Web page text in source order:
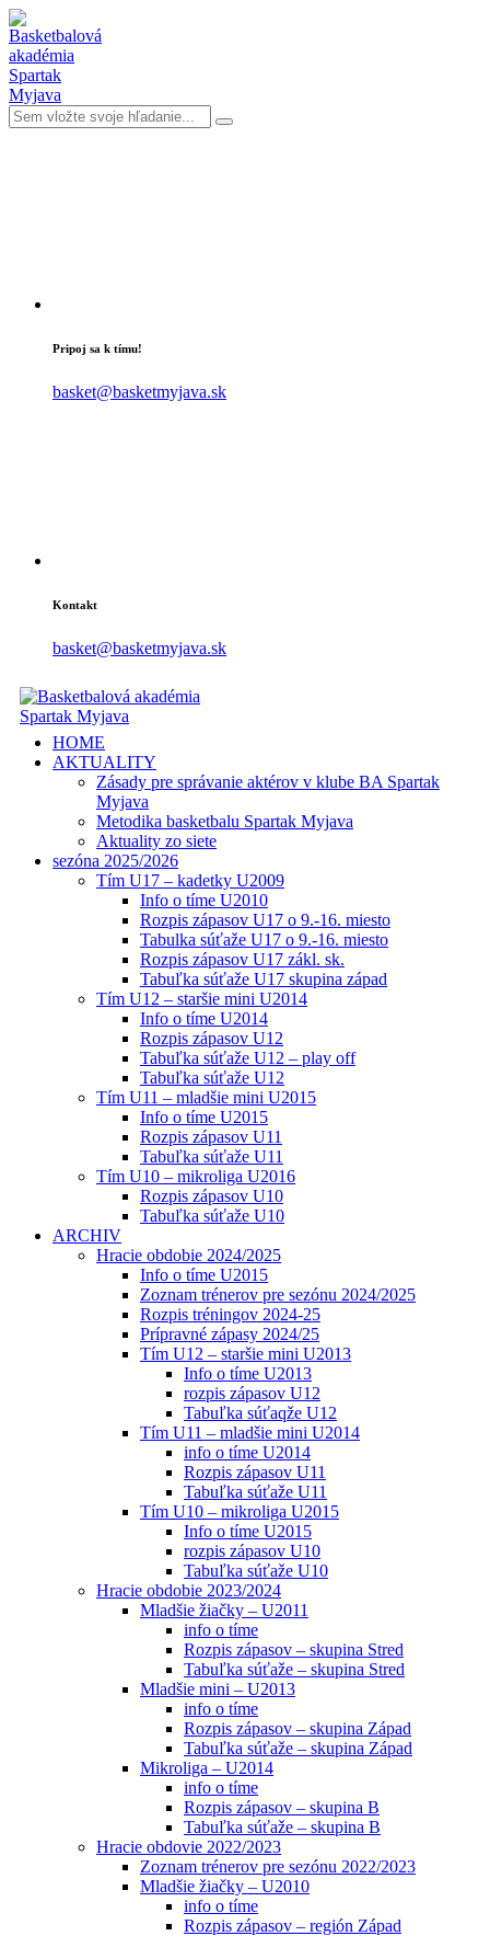
Pripoj sa k tímu!
basket@basketmyjava.sk
Kontakt
basket@basketmyjava.sk
HOME
AKTUALITY
Zásady pre správanie aktérov v klube BA Spartak
Myjava
Metodika basketbalu Spartak Myjava
Aktuality zo siete
sezóna 2025/2026
Tím U17 – kadetky U2009
Info o tíme U2010
Rozpis zápasov U17 o 9.-16. miesto
Tabulka súťaže U17 o 9.-16. miesto
Rozpis zápasov U17 zákl. sk.
Tabuľka súťaže U17 skupina západ
Tím U12 – staršie mini U2014
Info o tíme U2014
Rozpis zápasov U12
Tabuľka súťaže U12 – play off
Tabuľka súťaže U12
Tím U11 – mladšie mini U2015
Info o tíme U2015
Rozpis zápasov U11
Tabuľka súťaže U11
Tím U10 – mikroliga U2016
Rozpis zápasov U10
Tabuľka súťaže U10
ARCHIV
Hracie obdobie 2024/2025
Info o tíme U2015
Zoznam trénerov pre sezónu 2024/2025
Rozpis tréningov 2024-25
Prípravné zápasy 2024/25
Tím U12 – staršie mini U2013
Info o tíme U2013
rozpis zápasov U12
Tabuľka súťaqže U12
Tím U11 – mladšie mini U2014
info o tíme U2014
Rozpis zápasov U11
Tabuľka súťaže U11
Tím U10 – mikroliga U2015
Info o tíme U2015
rozpis zápasov U10
Tabuľka súťaže U10
Hracie obdobie 2023/2024
Mladšie žiačky – U2011
info o tíme
Rozpis zápasov – skupina Stred
Tabuľka súťaže – skupina Stred
Mladšie mini – U2013
info o tíme
Rozpis zápasov – skupina Západ
Tabuľka súťaže – skupina Západ
Mikroliga – U2014
info o tíme
Rozpis zápasov – skupina B
Tabuľka súťaže – skupina B
Hracie obdovie 2022/2023
Zoznam trénerov pre sezónu 2022/2023
Mladšie žiačky – U2010
info o tíme
Rozpis zápasov – región Západ